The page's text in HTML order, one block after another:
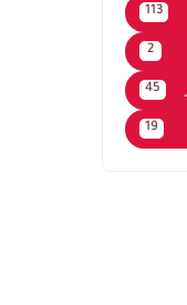
113
2
45
19